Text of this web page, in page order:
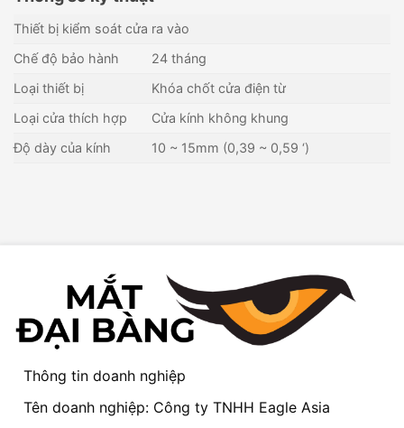
Thiết bị kiểm soát cửa ra vào
Chế độ bảo hành
24 tháng
Loại thiết bị
Khóa chốt cửa điện từ
Loại cửa thích hợp
Cửa kính không khung
Độ dày của kính
10 ~ 15mm (0,39 ~ 0,59 ‘)
Thông tin doanh nghiệp
Tên doanh nghiệp: Công ty TNHH Eagle Asia